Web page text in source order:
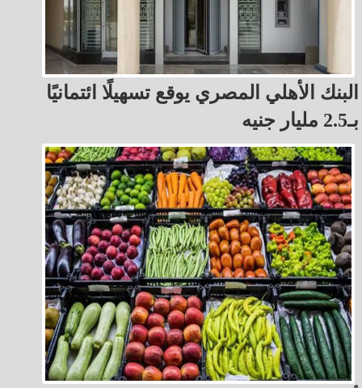
البنك الأهلي المصري يوقع تسهيلًا ائتمانيًا
بـ2.5 مليار جنيه